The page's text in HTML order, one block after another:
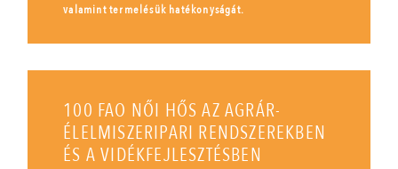
valamint termelésük hatékonyságát.
100 FAO NŐI HŐS AZ AGRÁR-
ÉLELMISZERIPARI RENDSZEREKBEN
ÉS A VIDÉKFEJLESZTÉSBEN